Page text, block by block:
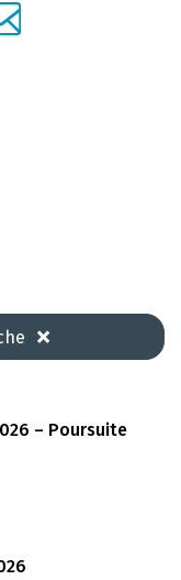
– Poursuite